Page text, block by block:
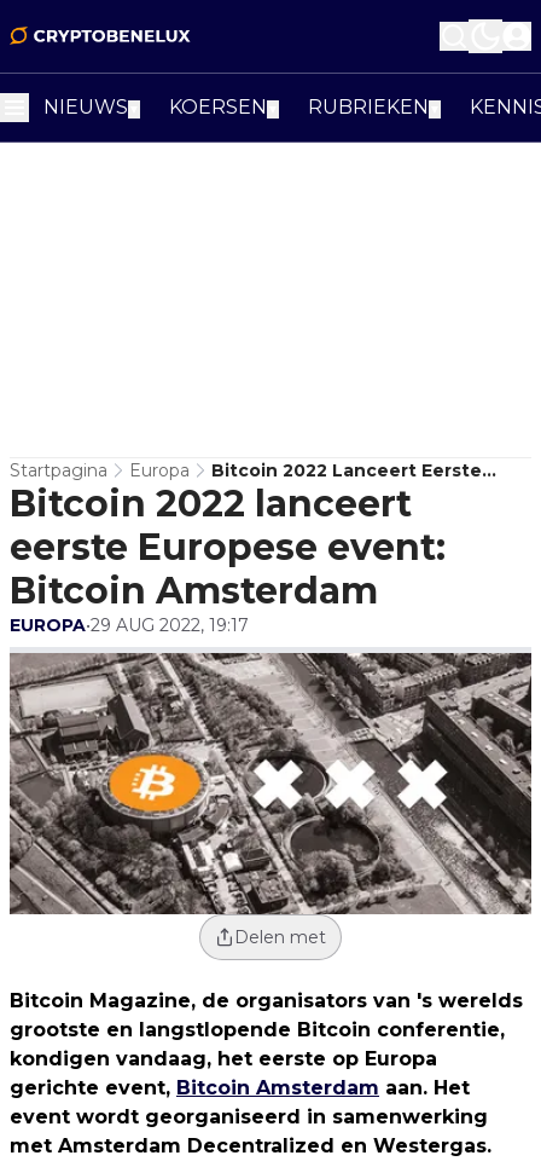
NIEUWS KOERSEN RUBRIEKEN
Startpagina Europa
Bitcoin 2022 Lanceert Eerste
Europese Event: Bitcoin
Amsterdam
Bitcoin 2022 lanceert
eerste Europese event:
Bitcoin Amsterdam
EUROPA•29 AUG 2022, 19:17
Delen met
Bitcoin Magazine, de organisators van 's werelds
grootste en langstlopende Bitcoin conferentie,
kondigen vandaag, het eerste op Europa
gerichte event, Bitcoin Amsterdam aan. Het
event wordt georganiseerd in samenwerking
met Amsterdam Decentralized en Westergas.